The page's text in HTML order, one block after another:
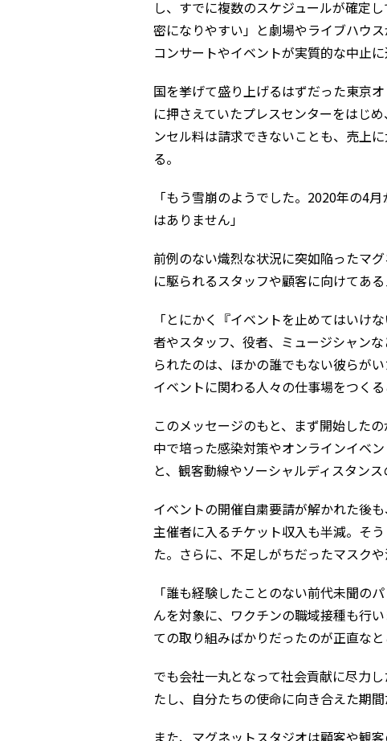
し、すでに複数のスケジュールが確定
密になりやすい」と劇場やライブハウ
コンサートやイベントが実質的な中止に
国を挙げて盛り上げるはずだった東京
に押さえていたプレスセンターをはじ
ンセル料は請求できないことも、売上
る。
「もう雪崩のようでした。2020年の4
はありません」
前例のない熾烈な状況に突如陥ったマ
に駆られるスタッフや顧客に向けてあ
「とにかく『イベントを止めてはいけ
者やスタッフ、役者、ミュージシャン
られたのは、ほかの誰でもない彼らが
イベントに関わる人々の仕事場をつく
このメッセージのもと、まず開始した
中で培った感染対策やオンラインイベ
と、観客動線やソーシャルディスタン
イベントの開催自粛要請が解かれた後
主催者に入るチケット収入も半減。そ
た。さらに、不足しがちだったマスク
「誰も経験したことのない前代未聞の
んを対象に、ワクチンの職域接種も行
ての取り組みばかりだったのが正直なと
でも会社一丸となって社会貢献に尽力
たし、自分たちの使命に向き合えた期間
また、マグネットスタジオは顧客や観